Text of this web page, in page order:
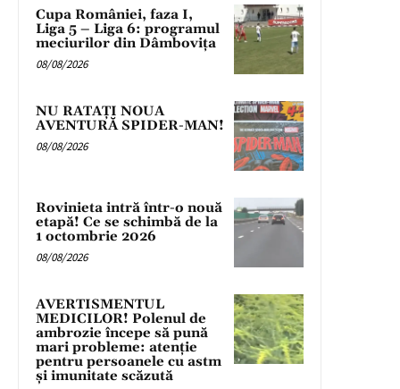
Cupa României, faza I,
Liga 5 – Liga 6: programul
meciurilor din Dâmbovița
08/08/2026
NU RATAȚI NOUA
AVENTURĂ SPIDER-MAN!
08/08/2026
Rovinieta intră într-o nouă
etapă! Ce se schimbă de la
1 octombrie 2026
08/08/2026
AVERTISMENTUL
MEDICILOR! Polenul de
ambrozie începe să pună
mari probleme: atenție
pentru persoanele cu astm
și imunitate scăzută